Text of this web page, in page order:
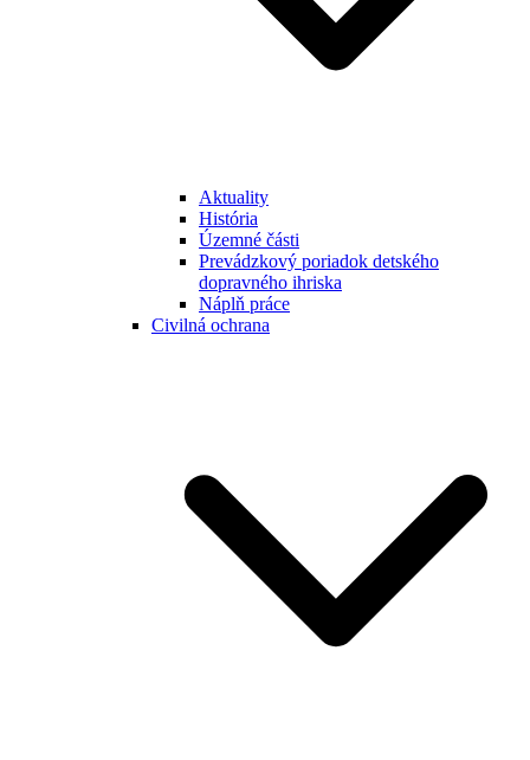
Aktuality
História
Územné části
Prevádzkový poriadok detského
dopravného ihriska
Náplň práce
Civilná ochrana